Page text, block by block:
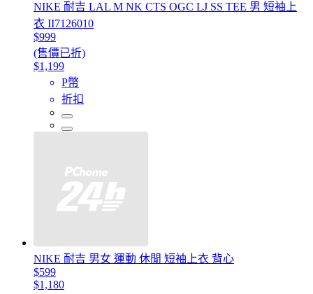
NIKE 耐吉 LAL M NK CTS OGC LJ SS TEE 男 短袖上
衣 II7126010
$999
(售價已折)
$1,199
P幣
折扣
NIKE 耐吉 男女 運動 休閒 短袖上衣 背心
$599
$1,180